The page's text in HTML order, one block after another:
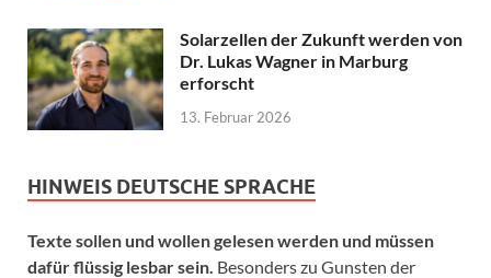
Solarzellen der Zukunft werden von
Dr. Lukas Wagner in Marburg
erforscht
13. Februar 2026
HINWEIS DEUTSCHE SPRACHE
Texte sollen und wollen gelesen werden und müssen
dafür flüssig lesbar sein. Besonders zu Gunsten der